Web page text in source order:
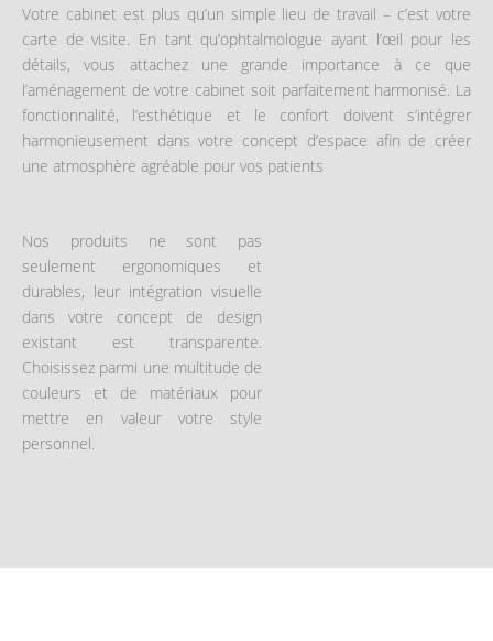
Votre cabinet est plus qu’un simple lieu de travail – c’est votre
carte de visite. En tant qu’ophtalmologue ayant l’œil pour les
détails, vous attachez une grande importance à ce que
l’aménagement de votre cabinet soit parfaitement harmonisé. La
fonctionnalité, l’esthétique et le confort doivent s’intégrer
harmonieusement dans votre concept d’espace afin de créer
une atmosphère agréable pour vos patients
Nos produits ne sont pas
seulement ergonomiques et
durables, leur intégration visuelle
dans votre concept de design
existant est transparente.
Choisissez parmi une multitude de
couleurs et de matériaux pour
mettre en valeur votre style
personnel.